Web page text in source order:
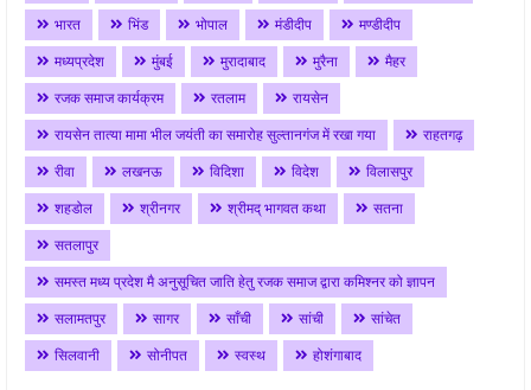
भारत
भिंड भोपाल मंडीदीप
मण्डीदीप
मध्यप्रदेश
मुंबई मुरादाबाद मुरैना
मैहर
रजक समाज कार्यक्रम
रतलाम
रायसेन
रायसेन तात्या मामा भील जयंती का समारोह सुल्तानगंज में रखा गया
राहतगढ़
रीवा
लखनऊ विदिशा विदेश
विलासपुर
शहडोल
श्रीनगर श्रीमद् भागवत कथा
सतना
सतलापुर
समस्त मध्य प्रदेश मै अनुसूचित जाति हेतु रजक समाज द्वारा कमिश्नर को ज्ञापन
सलामतपुर
सागर साँची सांची
सांचेत
सिलवानी
सोनीपत स्वस्थ होशंगाबाद